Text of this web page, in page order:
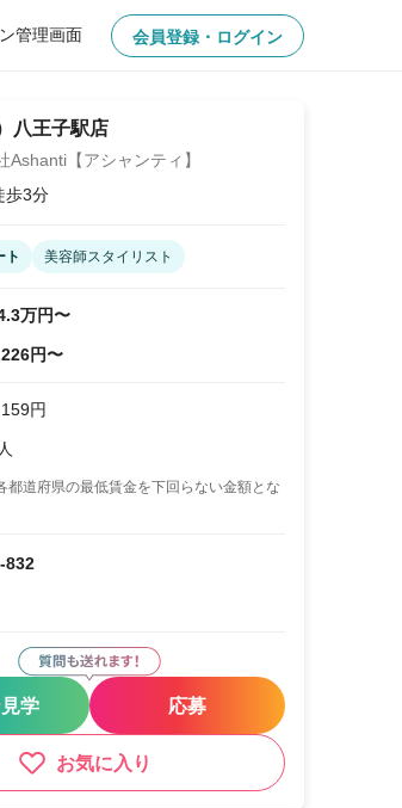
管理画面 会員登録・ログイン
八王子駅店
Ashanti【アシャンティ】
歩3分
ト 美容師スタイリスト
万円〜
円〜
円
道府県の最低賃金を下回らない金額とな
832
学 応募
お気に入り